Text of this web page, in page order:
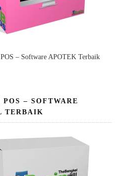
– Software APOTEK Terbaik
– SOFTWARE
TERBAIK